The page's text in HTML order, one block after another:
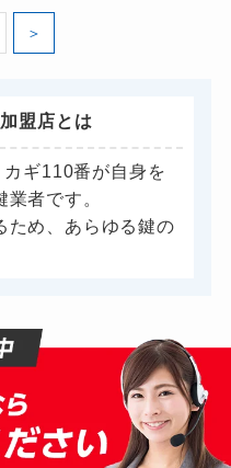
10,780円～(税込)
別途お見積り
盟店とは
ギ110番が自身を
者です。
ため、あらゆる鍵の